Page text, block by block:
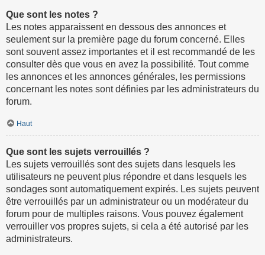
Que sont les notes ?
Les notes apparaissent en dessous des annonces et
seulement sur la première page du forum concerné. Elles
sont souvent assez importantes et il est recommandé de les
consulter dès que vous en avez la possibilité. Tout comme
les annonces et les annonces générales, les permissions
concernant les notes sont définies par les administrateurs du
forum.
Haut
Que sont les sujets verrouillés ?
Les sujets verrouillés sont des sujets dans lesquels les
utilisateurs ne peuvent plus répondre et dans lesquels les
sondages sont automatiquement expirés. Les sujets peuvent
être verrouillés par un administrateur ou un modérateur du
forum pour de multiples raisons. Vous pouvez également
verrouiller vos propres sujets, si cela a été autorisé par les
administrateurs.